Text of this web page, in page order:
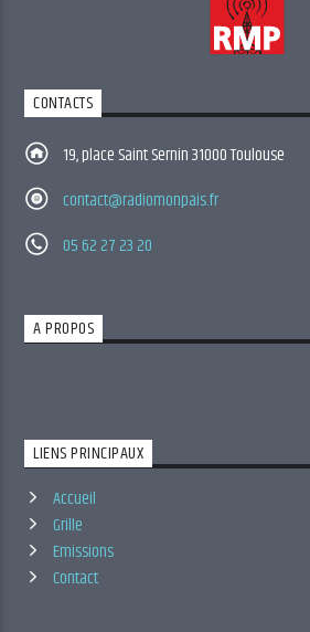
CONTACTS
19, place Saint Sernin 31000 Toulouse
contact@radiomonpais.fr
05 62 27 23 20
A PROPOS
LIENS PRINCIPAUX
Accueil
Grille
Emissions
Contact